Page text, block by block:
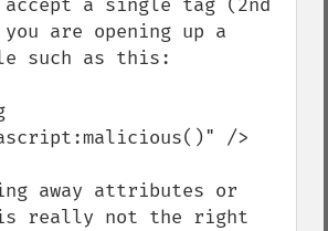
accept a single tag (2nd
are opening up a
such as this:
/>
away attributes or
is really not the right